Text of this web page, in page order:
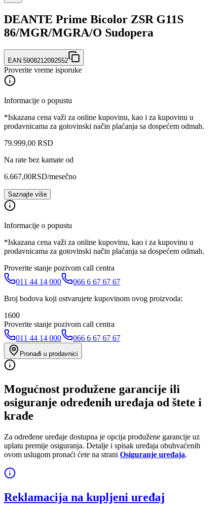
DEANTE Prime Bicolor ZSR G11S
86/MGR/MGRA/O Sudopera
EAN:5908212092552
Proverite vreme isporuke
Informacije o popustu
*Iskazana cena važi za online kupovinu, kao i za kupovinu u
prodavnicama za gotovinski način plaćanja sa dospećem odmah.
79.999,00 RSD
Na rate bez kamate od
6.667,00RSD/mesečno
Saznajte više
Informacije o popustu
*Iskazana cena važi za online kupovinu, kao i za kupovinu u
prodavnicama za gotovinski način plaćanja sa dospećem odmah.
Proverite stanje pozivom call centra
011 44 14 000
066 6 67 67 67
Broj bodova koji ostvarujete kupovinom ovog proizvoda:
1600
Proverite stanje pozivom call centra
011 44 14 000
066 6 67 67 67
Pronađi u prodavnici
Mogućnost produžene garancije ili
osiguranje određenih uređaja od štete i
krađe
Za određene uređaje dostupna je opcija produžene garancije uz
uplatu premije osiguranja. Detalje i spisak uređaja obuhvaćenih
ovom uslugom pronaći ćete na strani Osiguranje uređaja.
Reklamacija na kupljeni uređaj